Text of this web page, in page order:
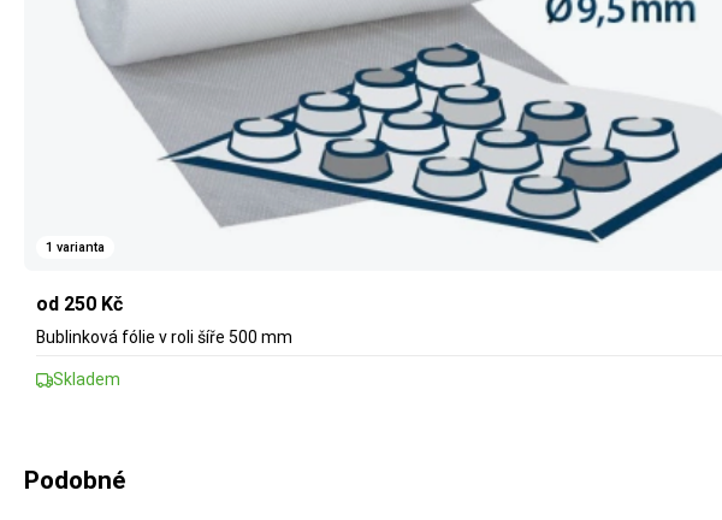
1 varianta
od 250 Kč
Bublinková fólie v roli šíře 500 mm
Skladem
Podobné